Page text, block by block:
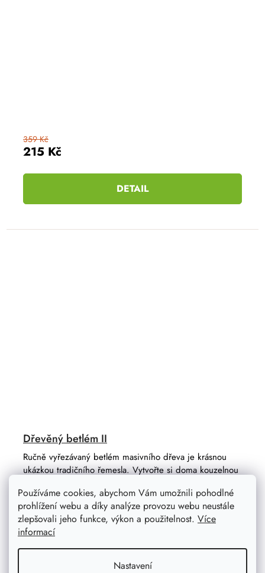
Používáme cookies, abychom Vám umožnili pohodlné
prohlížení webu a díky analýze provozu webu neustále
zlepšovali jeho funkce, výkon a použitelnost. Více
informací
Nastavení
215 Kč
359 Kč
DETAIL
Dřevěný betlém II
Ručně vyřezávaný betlém masivního dřeva je krásnou
ukázkou tradičního řemesla. Vytvořte si doma kouzelnou